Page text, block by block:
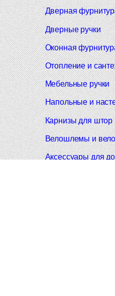
Дверная
Дверные ручки
Оконная
Отопление и
Мебельные ручки
Напольные и
Карнизы для штор
Велошлемы и
Аксессуары для